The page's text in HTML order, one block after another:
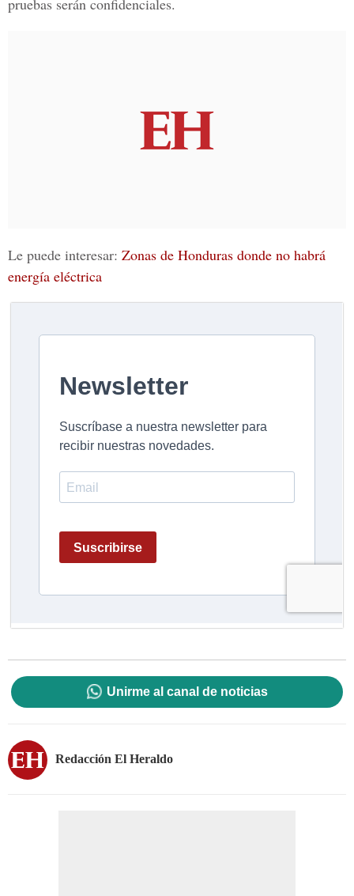
pruebas serán confidenciales.
Le puede interesar: Zonas de Honduras donde no habrá
energía eléctrica
Unirme al canal de noticias
Redacción El Heraldo